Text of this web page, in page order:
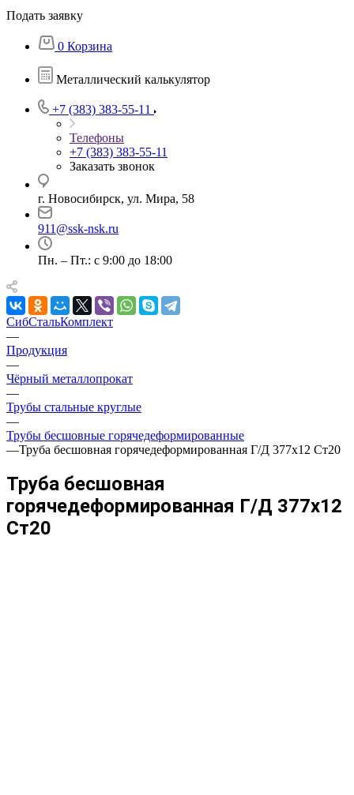
Подать заявку
0 Корзина
Металлический калькулятор
+7 (383) 383-55-11
Телефоны
+7 (383) 383-55-11
Заказать звонок
г. Новосибирск, ул. Мира, 58
911@ssk-nsk.ru
Пн. – Пт.: с 9:00 до 18:00
СибСтальКомплект
—
Продукция
—
Чёрный металлопрокат
—
Трубы стальные круглые
—
Трубы бесшовные горячедеформированные
—Труба бесшовная горячедеформированная Г/Д 377х12 Ст20
Труба бесшовная
горячедеформированная Г/Д 377х12
Ст20